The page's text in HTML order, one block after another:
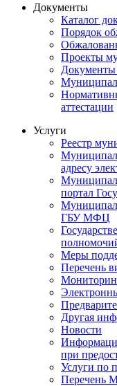
Документы
Каталог
Порядок
Проекты
Документы
аттестации
Услуги
Реестр
адресу
портал
ГБУ МФЦ
Меры
Перечень
Другая
Новости
при
Услуги по
Перечень